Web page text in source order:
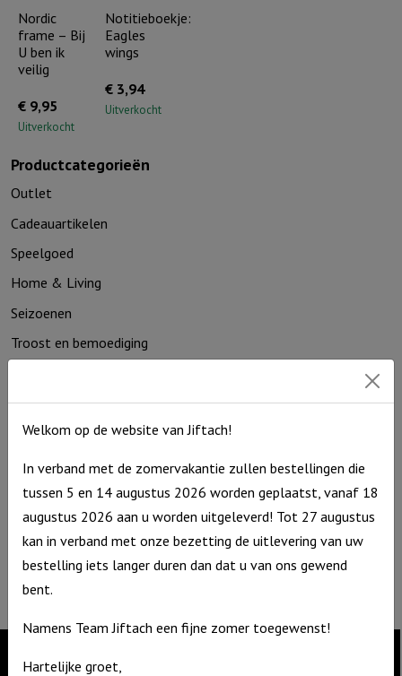
Productcategorieën
Outlet
Cadeauartikelen
Speelgoed
Home & Living
Seizoenen
Troost en bemoediging
Non-boeken algemeen
De Zagerij 1
3861 NA Nijkerk
T: 06 – 4188 1025
info@jiftach.nl
KVK nr: 60086041
BTW nr: NL8537.59.820.B01
Nordic
frame – Bij
U ben ik
veilig
€ 9,95
Uitverkocht
Notitieboekje:
Eagles
wings
€ 3,94
Uitverkocht
Welkom op de website van Jiftach!
In verband met de zomervakantie zullen bestellingen die
tussen 5 en 14 augustus 2026 worden geplaatst, vanaf 18
augustus 2026 aan u worden uitgeleverd! Tot 27 augustus
kan in verband met onze bezetting de uitlevering van uw
bestelling iets langer duren dan dat u van ons gewend
bent.
Namens Team Jiftach een fijne zomer toegewenst!
Hartelijke groet,